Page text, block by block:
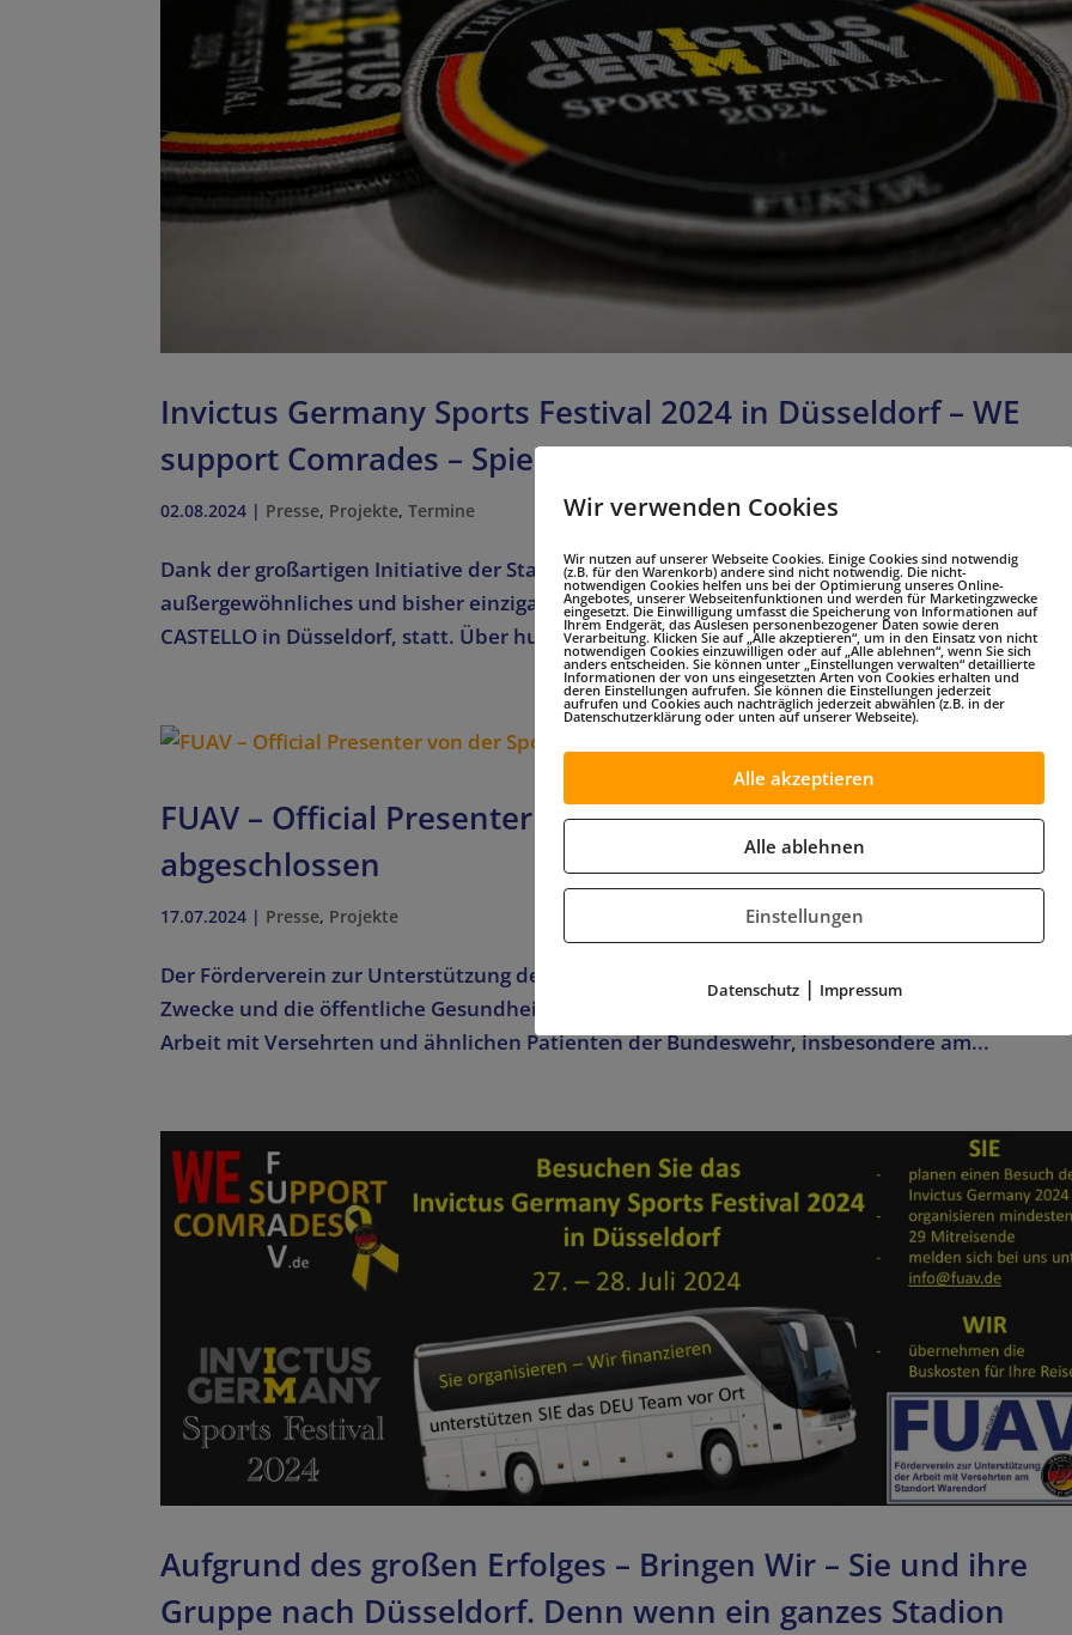
Invictus Germany Sports Festival 2024 in Düsseldorf – WE
support Comrades – Spiele mit Herz
02.08.2024 | Presse, Projekte,Termine
Dank der großartigen Initiative der Stadt Düsseldorf fand am vergangenen Wochenende ein
außergewöhnliches und bisher einzigartiges Event, das „Invictus Germany Sports Festival“ im
CASTELLO in Düsseldorf, statt. Über hundertfünfzig versehrte Soldatinnen und Soldaten...
FUAV – Official Presenter von der Sportart Sitting Volleyball –
abgeschlossen
17.07.2024 | Presse, Projekte
Der Förderverein zur Unterstützung der Arbeit mit Versehrten e.V. (FUAV) fördert mildtätige
Zwecke und die öffentliche Gesundheitspflege durch ideelle und finanzielle Unterstützung
Arbeit mit Versehrten und ähnlichen Patienten der Bundeswehr, insbesondere am...
Aufgrund des großen Erfolges – Bringen Wir – Sie und ihre
Gruppe nach Düsseldorf. Denn wenn ein ganzes Stadion
Wir verwenden Cookies
Wir nutzen auf unserer Webseite Cookies. Einige Cookies sind notwendig
(z.B. für den Warenkorb) andere sind nicht notwendig. Die nicht-
notwendigen Cookies helfen uns bei der Optimierung unseres Online-
Angebotes, unserer Webseitenfunktionen und werden für Marketingzwecke
eingesetzt. Die Einwilligung umfasst die Speicherung von Informationen auf
Ihrem Endgerät, das Auslesen personenbezogener Daten sowie deren
Verarbeitung. Klicken Sie auf „Alle akzeptieren“, um in den Einsatz von nicht
notwendigen Cookies einzuwilligen oder auf „Alle ablehnen“, wenn Sie sich
anders entscheiden. Sie können unter „Einstellungen verwalten“ detaillierte
Informationen der von uns eingesetzten Arten von Cookies erhalten und
deren Einstellungen aufrufen. Sie können die Einstellungen jederzeit
aufrufen und Cookies auch nachträglich jederzeit abwählen (z.B. in der
Datenschutzerklärung oder unten auf unserer Webseite).
Alle akzeptieren
Alle ablehnen
Einstellungen
Datenschutz| Impressum